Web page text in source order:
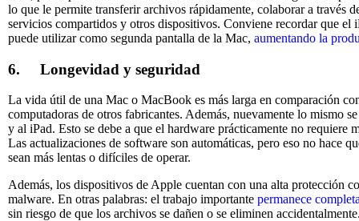
lo que le permite transferir archivos rápidamente, colaborar a través
servicios compartidos y otros dispositivos. Conviene recordar que el
puede utilizar como segunda pantalla de la Mac, aumentando la
6. Longevidad y seguridad
La vida útil de una Mac o MacBook es más larga en comparación
computadoras de otros fabricantes. Además, nuevamente lo mismo
y al iPad. Esto se debe a que el hardware prácticamente no requiere
Las actualizaciones de software son automáticas, pero eso no hace
sean más lentas o difíciles de operar.
Además, los dispositivos de Apple cuentan con una alta protección
malware. En otras palabras: el trabajo importante permanece
sin riesgo de que los archivos se dañen o se eliminen accidentalmente.